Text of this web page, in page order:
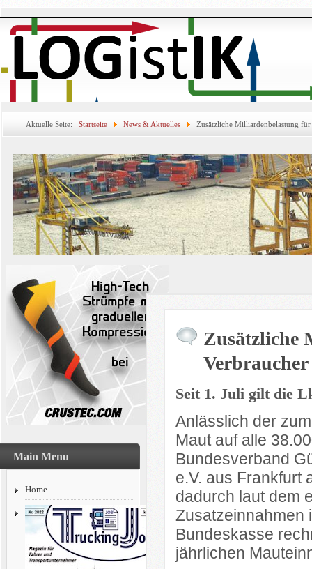
Aktuelle Seite: Startseite News & Aktuelles Zusätzliche Milliardenbelastung
Main Menu
Home
Zusätzliche
Verbraucher
Seit 1. Juli gilt die
Anlässlich der
Maut auf alle
Bundesverband
e.V. aus Frankfurt
dadurch laut dem
Zusatzeinnahmen
Bundeskasse
jährlichen